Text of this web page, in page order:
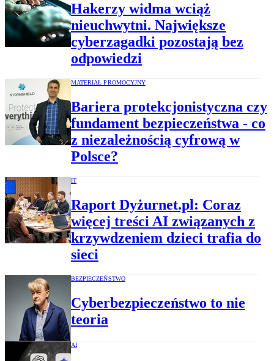
Hakerzy widma wciąż
nieuchwytni. Największe
cyberzagadki pozostają bez
odpowiedzi
MATERIAŁ PROMOCYJNY
Bariera protekcjonistyczna czy
fundament bezpieczeństwa - co
z niezależnością cyfrową w
Polsce?
IT
Raport Dyżurnet.pl: Coraz
więcej treści AI związanych z
krzywdzeniem dzieci trafia do
sieci
BEZPIECZEŃSTWO
Cyberbezpieczeństwo to nie
teoria
AI